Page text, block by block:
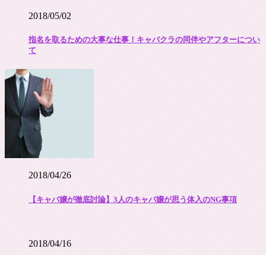
2018/05/02
指名を取るための大事な仕事！キャバクラの同伴やアフターについ
て
2018/04/26
【キャバ嬢が徹底討論】3人のキャバ嬢が思う体入のNG事項
2018/04/16